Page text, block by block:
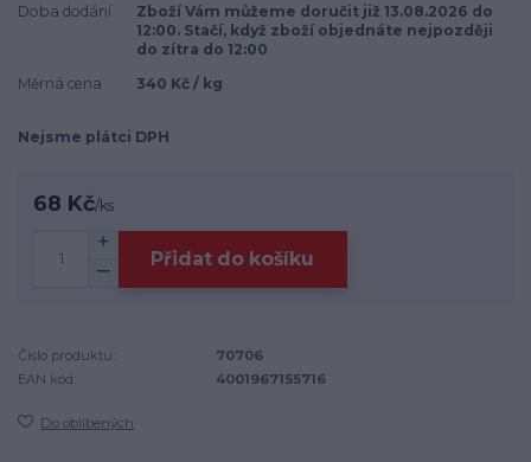
Doba dodání
Zboží Vám můžeme doručit již 13.08.2026 do
12:00. Stačí, když zboží objednáte nejpozději
do zítra do 12:00
Měrná cena
340 Kč / kg
Nejsme plátci DPH
68 Kč/ks
Přidat do košíku
Číslo produktu:
70706
EAN kód:
4001967155716
Do oblíbených